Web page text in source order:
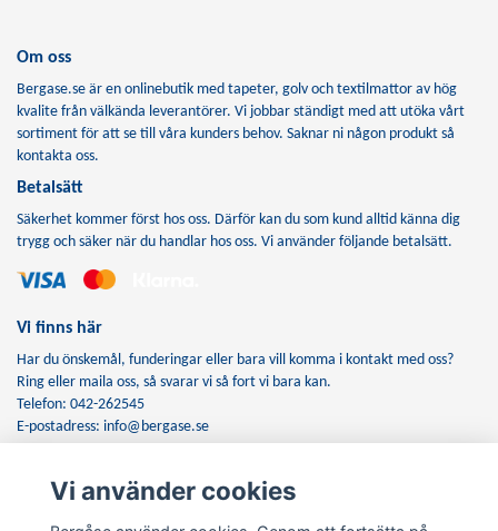
Om oss
Bergase.se är en onlinebutik med tapeter, golv och textilmattor av hög
kvalite från välkända leverantörer. Vi jobbar ständigt med att utöka vårt
sortiment för att se till våra kunders behov. Saknar ni någon produkt så
kontakta oss.
Betalsätt
Säkerhet kommer först hos oss. Därför kan du som kund alltid känna dig
trygg och säker när du handlar hos oss. Vi använder följande betalsätt.
Vi finns här
Har du önskemål, funderingar eller bara vill komma i kontakt med oss?
Ring eller maila oss, så svarar vi så fort vi bara kan.
Telefon: 042-262545
E-postadress: info@bergase.se
Anmäl dig till vårt nyhetsbrev
Vi använder cookies